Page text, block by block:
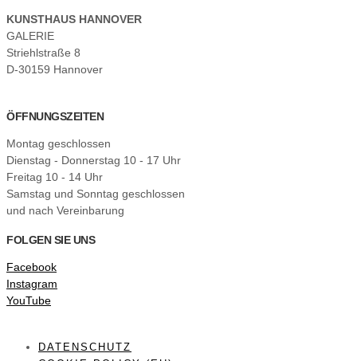
KUNSTHAUS HANNOVER
GALERIE
Striehlstraße 8
D-30159 Hannover
ÖFFNUNGSZEITEN
Montag geschlossen
Dienstag - Donnerstag 10 - 17 Uhr
Freitag 10 - 14 Uhr
Samstag und Sonntag geschlossen
und nach Vereinbarung
FOLGEN SIE UNS
Facebook
Instagram
YouTube
DATENSCHUTZ